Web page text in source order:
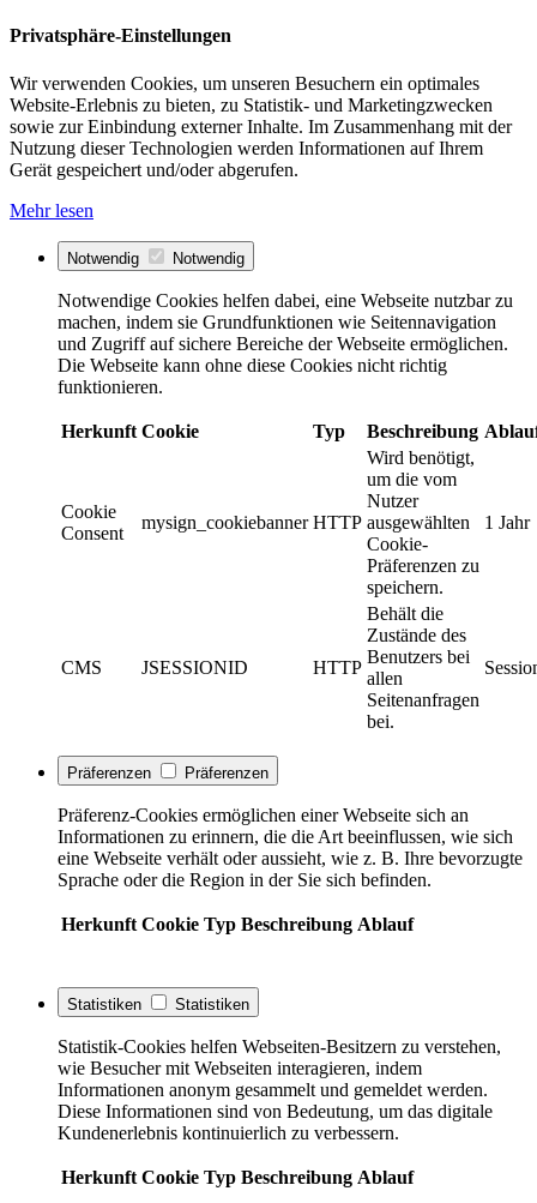
Privatsphäre-Einstellungen
Wir verwenden Cookies, um unseren Besuchern ein optimales
Website-Erlebnis zu bieten, zu Statistik- und Marketingzwecken
sowie zur Einbindung externer Inhalte. Im Zusammenhang mit der
Nutzung dieser Technologien werden Informationen auf Ihrem
Gerät gespeichert und/oder abgerufen.
Mehr lesen
Notwendig Notwendig
Notwendige Cookies helfen dabei, eine Webseite nutzbar zu
machen, indem sie Grundfunktionen wie Seitennavigation
und Zugriff auf sichere Bereiche der Webseite ermöglichen.
Die Webseite kann ohne diese Cookies nicht richtig
funktionieren.
Herkunft Cookie Typ Beschreibung
Cookie
Consent
mysign_cookiebanner HTTP
Wird benötigt,
um die vom
Nutzer
ausgewählten
Cookie-
Präferenzen zu
speichern.
1 Jahr
CMS JSESSIONID HTTP
Behält die
Zustände des
Benutzers bei
allen
Seitenanfragen
bei.
Präferenzen Präferenzen
Präferenz-Cookies ermöglichen einer Webseite sich an
Informationen zu erinnern, die die Art beeinflussen, wie sich
eine Webseite verhält oder aussieht, wie z. B. Ihre bevorzugte
Sprache oder die Region in der Sie sich befinden.
Herkunft Cookie Typ Beschreibung Ablauf
Statistiken Statistiken
Statistik-Cookies helfen Webseiten-Besitzern zu verstehen,
wie Besucher mit Webseiten interagieren, indem
Informationen anonym gesammelt und gemeldet werden.
Diese Informationen sind von Bedeutung, um das digitale
Kundenerlebnis kontinuierlich zu verbessern.
Herkunft Cookie Typ Beschreibung Ablauf